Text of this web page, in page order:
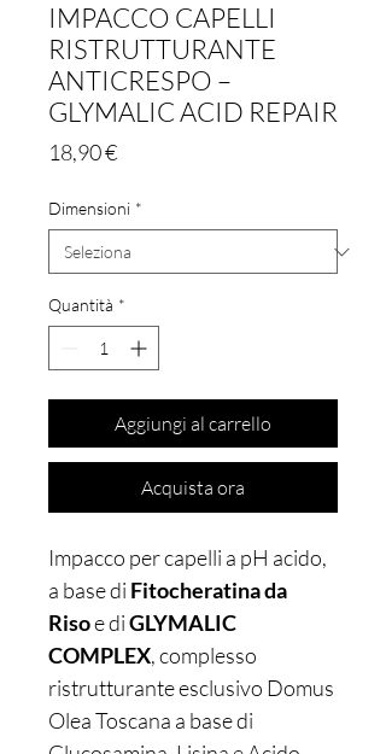
IMPACCO CAPELLI
RISTRUTTURANTE
ANTICRESPO –
GLYMALIC ACID REPAIR
18,90 €Prezzo
Dimensioni *
Quantità *
Aggiungi al carrello
Acquista ora
Impacco per capelli a pH acido,
a base di Fitocheratina da
Risoe diGLYMALIC
COMPLEX, complesso
ristrutturante esclusivo Domus
Olea Toscana a base di